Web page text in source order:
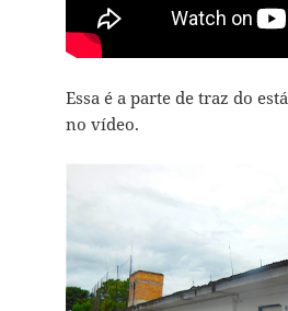
Essa é a parte de traz do
no vídeo.